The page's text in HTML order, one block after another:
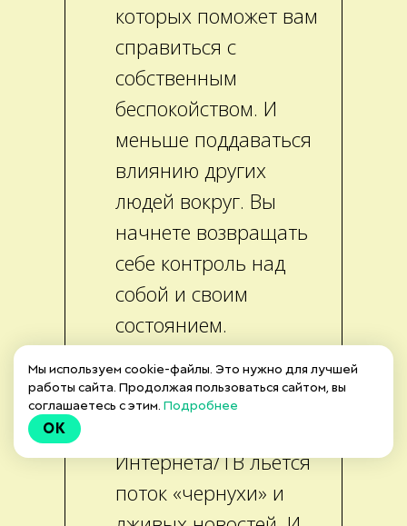
которых поможет вам
справиться с
собственным
беспокойством. И
меньше поддаваться
влиянию других
людей вокруг. Вы
начнете возвращать
себе контроль над
собой и своим
состоянием.
Кого слушать:Как
выбрать источники
Интернета/ТВ льется
поток «чернухи» и
Мы используем cookie-файлы. Это нужно для лучшей
работы сайта. Продолжая пользоваться сайтом, вы
соглашаетесь с этим. Подробнее
OK